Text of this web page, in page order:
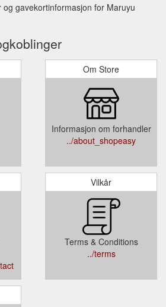
gavekortinformasjon for Maruyu
Om Store
Informasjon om forhandler
../about_shopeasy
Vilkår
Terms & Conditions
../terms